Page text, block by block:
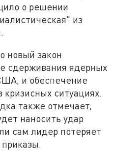
о решении
из
новый закон
сдерживания ядерных
и обеспечение
кризисных ситуациях.
также отмечает,
наносить удар
сам лидер потеряет